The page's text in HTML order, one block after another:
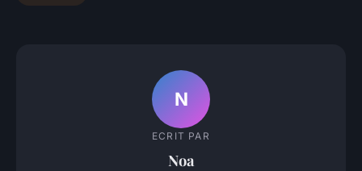
N
ECRIT PAR
Noa